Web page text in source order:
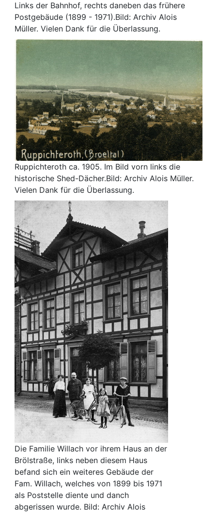
Links der Bahnhof, rechts daneben das frühere
Postgebäude (1899 - 1971).Bild: Archiv Alois
Müller. Vielen Dank für die Überlassung.
Ruppichteroth ca. 1905. Im Bild vorn links die
historische Shed-Dächer.Bild: Archiv Alois Müller.
Vielen Dank für die Überlassung.
Die Familie Willach vor ihrem Haus an der
Brölstraße, links neben diesem Haus
befand sich ein weiteres Gebäude der
Fam. Willach, welches von 1899 bis 1971
als Poststelle diente und danch
abgerissen wurde. Bild: Archiv Alois